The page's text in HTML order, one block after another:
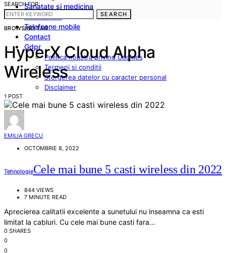
Sanatate si medicina
Cum sa fac
Telefoane mobile
Contact
Gdpr
Politica noastra privind Cookies
Termeni si conditii
Stergerea datelor cu caracter personal
Disclaimer
SEARCH FOR:
SEARCH
BROWSING TAG
HyperX Cloud Alpha
Wireless
1 POST
EMILIA GRECU
OCTOMBRIE 8, 2022
TehnologieCele mai bune 5 casti wireless din 2022
844 VIEWS
7 MINUTE READ
Aprecierea calitatii excelente a sunetului nu inseamna ca esti
limitat la cabluri. Cu cele mai bune casti fara…
0 SHARES
0
0